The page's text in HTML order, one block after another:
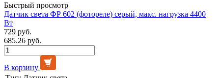
Быстрый просмотр
Датчик света ФР 602 (фотореле) серый, макс. нагрузка 4400
Вт
729 руб.
685.26 руб.
В корзину